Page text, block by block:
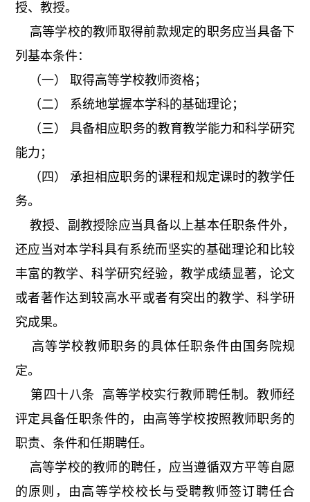
授、教授。
高等学校的教师取得前款规定的职务应当具备下
列基本条件：
（一） 取得高等学校教师资格；
（二） 系统地掌握本学科的基础理论；
（三） 具备相应职务的教育教学能力和科学研究
能力；
（四） 承担相应职务的课程和规定课时的教学任
务。
教授、副教授除应当具备以上基本任职条件外，
还应当对本学科具有系统而坚实的基础理论和比较
丰富的教学、科学研究经验，教学成绩显著，论文
或者著作达到较高水平或者有突出的教学、科学研
究成果。
高等学校教师职务的具体任职条件由国务院规
定。
第四十八条 高等学校实行教师聘任制。教师经
评定具备任职条件的，由高等学校按照教师职务的
职责、条件和任期聘任。
高等学校的教师的聘任，应当遵循双方平等自愿
的原则，由高等学校校长与受聘教师签订聘任合